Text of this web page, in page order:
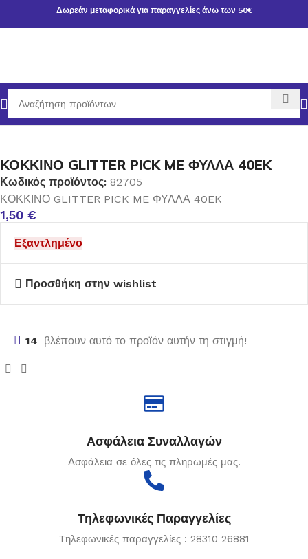
Δωρεάν μεταφορικά για παραγγελίες άνω των 50€
Αρχική σελίδα ΧΡΙΣΤΟΥΓΕΝΝΙΑΤΙΚΑ ΕΙΔΗ
ΚΟΚΚΙΝΟ GLITTER PICK ME ΦΥΛΛΑ 40EK
Κωδικός προϊόντος: 82705
ΚΟΚΚΙΝΟ GLITTER PICK ME ΦΥΛΛΑ 40EK
1,50 €
Εξαντλημένο
Προσθήκη στην wishlist
14 βλέπουν αυτό το προϊόν αυτήν τη στιγμή!
Ασφάλεια Συναλλαγών
Ασφάλεια σε όλες τις πληρωμές μας.
Τηλεφωνικές Παραγγελίες
Tηλεφωνικές παραγγελίες : 28310 26881